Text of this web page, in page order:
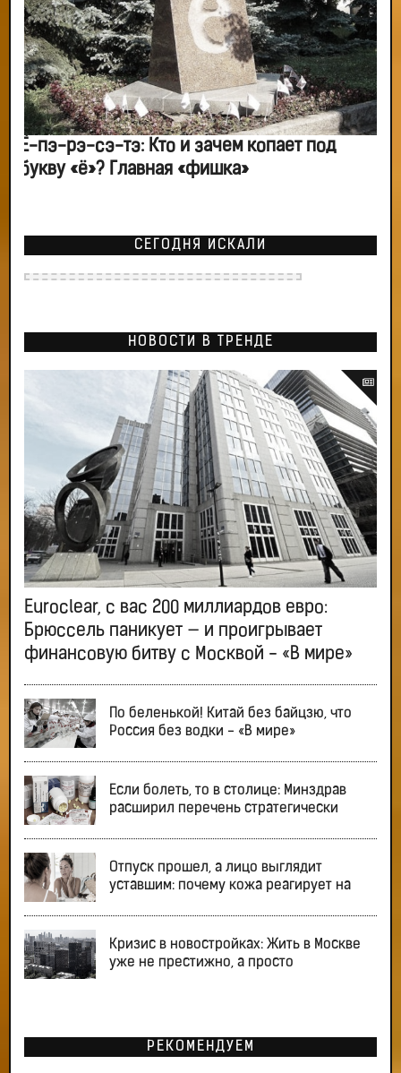
Ё-пэ-рэ-сэ-тэ: Кто и зачем копает под
букву «ё»? Главная «фишка»
СЕГОДНЯ ИСКАЛИ
НОВОСТИ В ТРЕНДЕ
Euroclear, с вас 200 миллиардов евро:
Брюссель паникует — и проигрывает
финансовую битву с Москвой - «В мире»
По беленькой! Китай без байцзю, что
Россия без водки - «В мире»
Если болеть, то в столице: Минздрав
расширил перечень стратегически
Отпуск прошел, а лицо выглядит
уставшим: почему кожа реагирует на
Кризис в новостройках: Жить в Москве
уже не престижно, а просто
РЕКОМЕНДУЕМ